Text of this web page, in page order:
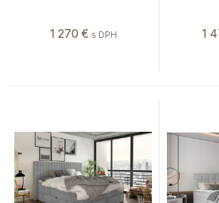
1 270 € s DPH 1